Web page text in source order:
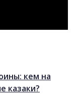
кем на
казаки?